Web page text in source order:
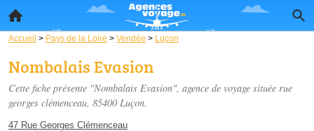
Accueil > Pays de la Loire > Vendée > Luçon
Nombalais Evasion
Cette fiche présente "Nombalais Evasion", agence de voyage située rue
georges clémenceau, 85400 Luçon.
47 Rue Georges Clémenceau